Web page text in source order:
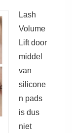
Lash
Volume
Lift door
middel
van
silicone
n pads
is dus
niet